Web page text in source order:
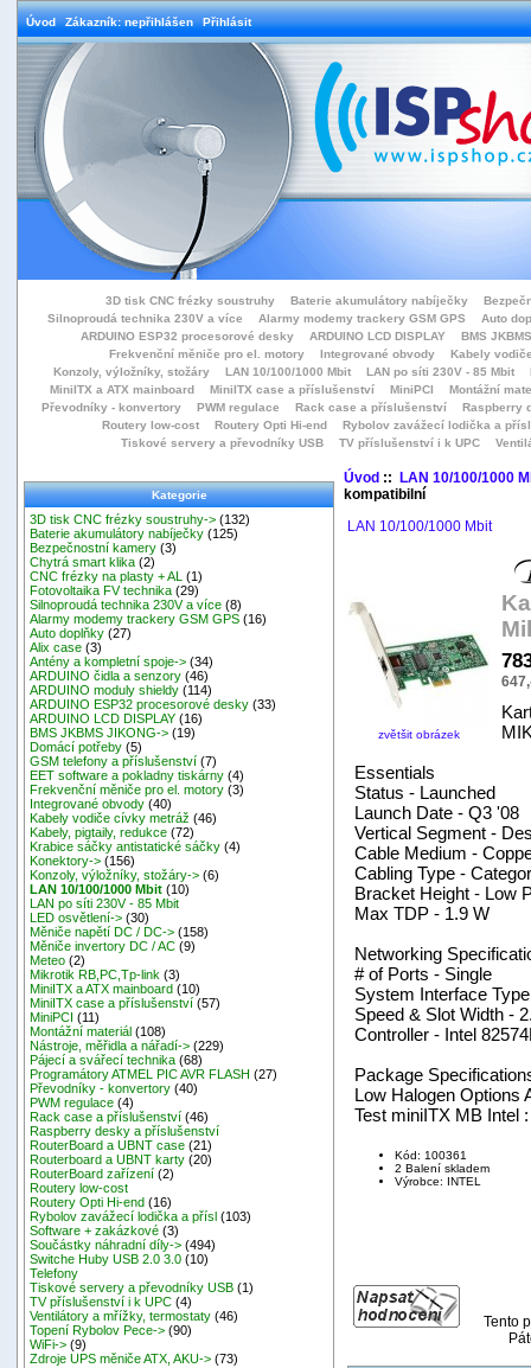
Úvod Zákazník: nepřihlášen Přihlásit
3D tisk CNC frézky soustruhy Baterie akumulátory nabíječky
Silnoproudá technika 230V a více
Alarmy modemy trackery GSM GPS
Auto
ARDUINO ESP32 procesorové desky
ARDUINO LCD DISPLAY
BMS
Frekvenční měniče pro el. motory
Integrované obvody
Kabely
Konzoly, výložníky, stožáry
LAN 10/100/1000 Mbit LAN po síti 230V - 85 Mbit
MiniITX a ATX mainboard
MiniITX case a příslušenství MiniPCI
Montážní
Převodníky - konvertory
PWM regulace Rack case a příslušenství
Raspberry
Routery low-cost
Routery Opti Hi-end
Rybolov zavážecí lodička a přísl
Tiskové servery a převodníky USB
TV příslušenství i k UPC
Kategorie
3D tisk CNC frézky soustruhy-> (132)
Baterie akumulátory nabíječky (125)
Bezpečnostní kamery (3)
Chytrá smart klika (2)
CNC frézky na plasty + AL
(1)
Fotovoltaika FV technika (29)
Silnoproudá technika 230V a více (8)
Alarmy modemy trackery GSM GPS (16)
Auto doplňky (27)
Alix case (3)
Antény a kompletní spoje-> (34)
ARDUINO čidla a senzory (46)
ARDUINO moduly shieldy (114)
ARDUINO ESP32 procesorové desky (33)
ARDUINO LCD DISPLAY (16)
BMS JKBMS JIKONG-> (19)
Domácí potřeby (5)
GSM telefony a příslušenství (7)
EET software a pokladny tiskárny (4)
Frekvenční měniče pro el. motory (3)
Integrované obvody (40)
Kabely vodiče cívky metráž (46)
Kabely, pigtaily, redukce (72)
Krabice sáčky antistatické sáčky (4)
Konektory-> (156)
Konzoly, výložníky, stožáry-> (6)
LAN 10/100/1000 Mbit (10)
LAN po síti 230V - 85 Mbit
LED osvětlení-> (30)
Měniče napětí DC / DC-> (158)
Měniče invertory DC / AC (9)
Meteo (2)
Mikrotik RB,PC,Tp-link (3)
MiniITX a ATX mainboard (10)
MiniITX case a příslušenství (57)
MiniPCI (11)
Montážní materiál (108)
Nástroje, měřidla a nářadí-> (229)
Pájecí a svářecí technika (68)
Programátory ATMEL PIC AVR FLASH (27)
Převodníky - konvertory (40)
PWM regulace (4)
Rack case a příslušenství (46)
Raspberry desky a příslušenství
RouterBoard a UBNT case (21)
Routerboard a UBNT karty (20)
RouterBoard zařízení (2)
Routery low-cost
Routery Opti Hi-end (16)
Rybolov zavážecí lodička a přísl (103)
Software + zakázkové (3)
Součástky náhradní díly-> (494)
Switche Huby USB 2.0 3.0 (10)
Telefony
Tiskové servery a převodníky USB (1)
TV příslušenství i k UPC (4)
Ventilátory a mřížky, termostaty (46)
Topení Rybolov Pece-> (90)
WiFi-> (9)
Zdroje UPS měniče ATX, AKU-> (73)
Úvod:: LAN 10/100/1000
kompatibilní
LAN 10/100/1000 Mbit
zvětšit obrázek
Essentials
Status - Launched
Launch Date - Q3 '08
Vertical Segment -
Cable Medium -
Cabling Type -
Bracket Height - Low
Max TDP - 1.9 W
Networking
# of Ports - Single
System Interface
Speed & Slot Width -
Controller - Intel
Package
Low Halogen Options
Test miniITX MB Intel
Kód: 100361
2 Balení skladem
Výrobce: INTEL
Tento